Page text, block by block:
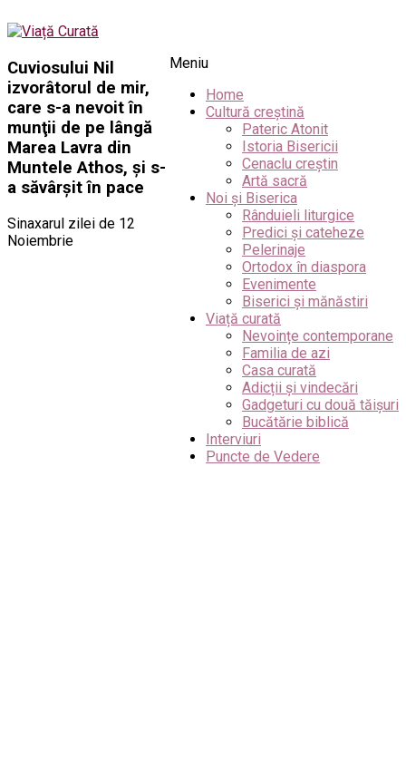
Meniu
Home
Cultură creștină
Pateric Atonit
Istoria Bisericii
Cenaclu creștin
Artă sacră
Noi și Biserica
Rânduieli liturgice
Predici și cateheze
Pelerinaje
Ortodox în diaspora
Evenimente
Biserici și mănăstiri
Viață curată
Nevoințe contemporane
Familia de azi
Casa curată
Adicții și vindecări
Gadgeturi cu două tăișuri
Bucătărie biblică
Interviuri
Puncte de Vedere
Cuviosului Nil
izvorâtorul de mir,
care s-a nevoit în
munţii de pe lângă
Marea Lavra din
Muntele Athos, şi s-
a săvârşit în pace
Sinaxarul zilei de 12
Noiembrie